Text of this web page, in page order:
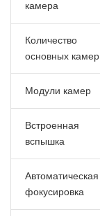
камера
Количество
основных камер
Модули камер
Встроенная
вспышка
Автоматическая
фокусировка